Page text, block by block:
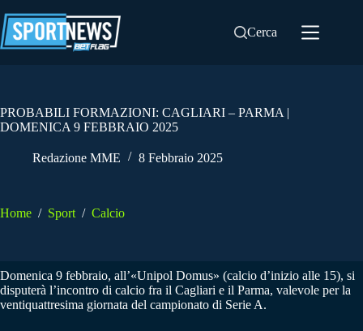
al
contenuto
Cerca
PROBABILI FORMAZIONI: CAGLIARI – PARMA |
DOMENICA 9 FEBBRAIO 2025
Redazione MME 8 Febbraio 2025
Home / Sport / Calcio
Domenica 9 febbraio, all’«Unipol Domus» (calcio d’inizio alle 15), si
disputerà l’incontro di calcio fra il Cagliari e il Parma, valevole per la
ventiquattresima giornata del campionato di Serie A.